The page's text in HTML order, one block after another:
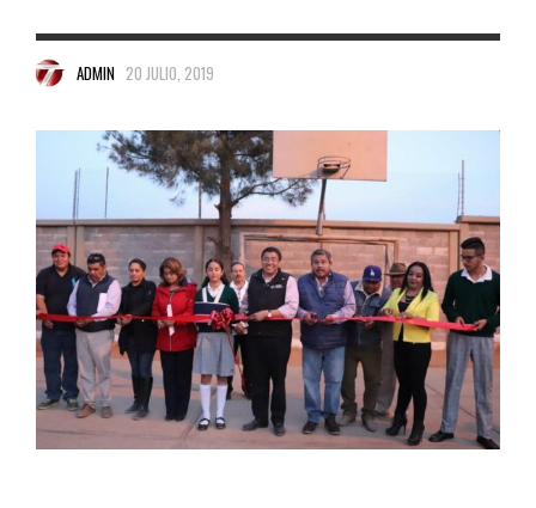
ADMIN 20 JULIO, 2019